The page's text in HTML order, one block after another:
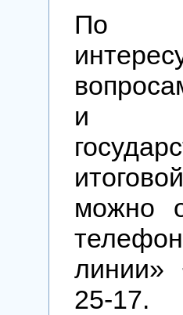
По
и
можно
линии»
25-17.